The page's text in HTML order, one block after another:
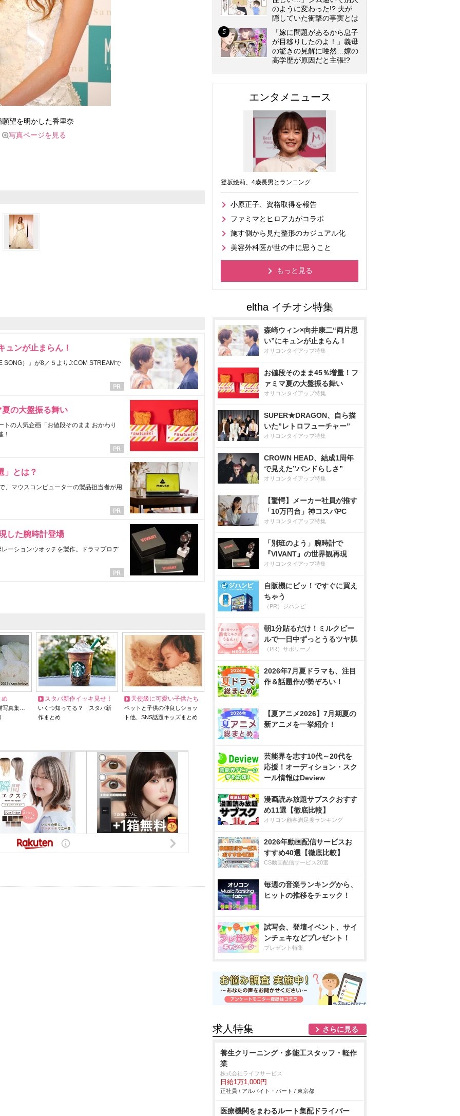
願望を明かした香里奈
写真ページを見る
ュンが止まらん！
SONG）』が8／５よりJ:COM STREAMで
の大盤振る舞い
の人気企画「お値段そのまま おかわり
！
」とは？
、マウスコンピューターの製品担当者が用
した腕時計登場
ーションウオッチを製作。ドラマプロデ
め
写真集…
スタバ新作イッキ見せ！
いくつ知ってる？ スタバ新
作まとめ
天使級に可愛い子供たち
ペットと子供の仲良しショッ
ト他、SNS話題キッズまとめ
のように変わった!? 夫が
隠していた衝撃の事実とは
「嫁に問題があるから息子
が目移りしたのよ！」義母
の驚きの見解に唖然…嫁の
高学歴が原因だと主張!?
エンタメニュース
登坂絵莉、4歳長男とランニング
小原正子、資格取得を報告
ファミマとヒロアカがコラボ
施す側から見た整形のカジュアル化
美容外科医が世の中に思うこと
もっと見る
森崎ウィン×向井康二“両片思
い”にキュンが止まらん！
オリコンタイアップ特集
お値段そのまま45％増量！フ
ァミマ夏の大盤振る舞い
オリコンタイアップ特集
SUPER★DRAGON、自ら描
いた”レトロフューチャー”
オリコンタイアップ特集
CROWN HEAD、結成1周年
で見えた”バンドらしさ”
オリコンタイアップ特集
【驚愕】メーカー社員が推す
「10万円台」神コスパPC
オリコンタイアップ特集
「別班のよう」腕時計で
『VIVANT』の世界観再現
オリコンタイアップ特集
自販機にピッ！ですぐに買え
ちゃう
（PR）ジハンピ
朝1分貼るだけ！ミルクピー
ルで一日中ずっとうるツヤ肌
（PR）サボリーノ
2026年7月夏ドラマも、注目
作＆話題作が勢ぞろい！
【夏アニメ2026】7月期夏の
新アニメを一挙紹介！
芸能界を志す10代～20代を
応援！オーディション・スク
ール情報はDeview
漫画読み放題サブスクおすす
め11選【徹底比較】
オリコン顧客満足度ランキング
2026年動画配信サービスお
すすめ40選【徹底比較】
CS動画配信サービス20選
毎週の音楽ランキングから、
ヒットの推移をチェック！
試写会、登壇イベント、サイ
ンチェキなどプレゼント！
プレゼント特集
求人特集 さらに見る
養生クリーニング・多能工スタッフ・軽作
業
株式会社ライフサービス
日給1万1,000円
正社員 / アルバイト・パート / 東京都
医療機関をまわるルート集配ドライバー